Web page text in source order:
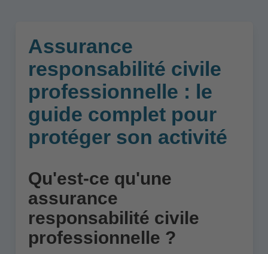
Assurance
responsabilité civile
professionnelle : le
guide complet pour
protéger son activité
Qu'est-ce qu'une
assurance
responsabilité civile
professionnelle ?